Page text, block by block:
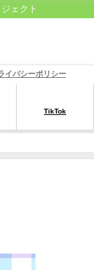
ェクト
イバシーポリシー
TikTok